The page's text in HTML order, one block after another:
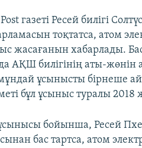
газеті Ресей билігі
тоқтатса, атом
жасағанын хабарлады.
АҚШ билігінің аты-жөнін
ұсынысты бірнеше
бұл ұсыныс туралы
бойынша, Ресей
бас тартса, атом